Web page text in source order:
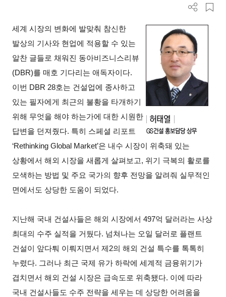
세계 시장의 변화에 발맞춰 참신한
발상의 기사와 현업에 적용할 수 있는
알찬 글들로 채워진 동아비즈니스리뷰
(DBR)를 매호 기다리는 애독자이다.
이번 DBR 28호는 건설업에 종사하고
있는 필자에게 최근의 불황을 타개하기
위해 무엇을 해야 하는가에 대한 시원한
답변을 던져줬다. 특히 스페셜 리포트
‘Rethinking Global Market’은 내수 시장이 위축돼 있는
상황에서 해외 시장을 새롭게 살펴보고, 위기 극복의 활로를
모색하는 방법 및 주요 국가의 향후 전망을 알려줘 실무적인
면에서도 상당한 도움이 되었다.
지난해 국내 건설사들은 해외 시장에서 497억 달러라는 사상
최대의 수주 실적을 거뒀다. 넘쳐나는 오일 달러로 플랜트
건설이 앞다퉈 이뤄지면서 제2의 해외 건설 특수를 톡톡히
누렸다. 그러나 최근 국제 유가 하락에 세계적 금융위기가
겹치면서 해외 건설 시장은 급속도로 위축됐다. 이에 따라
국내 건설사들도 수주 전략을 세우는 데 상당한 어려움을